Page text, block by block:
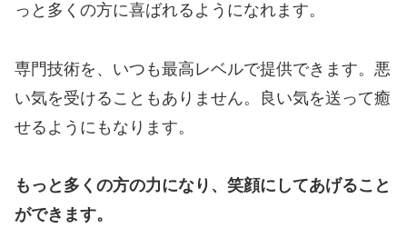
っと多くの方に喜ばれるようになれます。
専門技術を、いつも最高レベルで提供できます。悪
い気を受けることもありません。良い気を送って癒
せるようにもなります。
もっと多くの方の力になり、笑顔にしてあげること
ができます。